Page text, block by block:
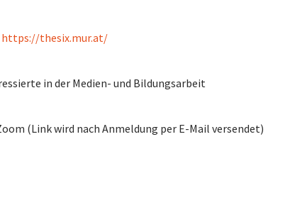
https://thesix.mur.at/
in der Medien- und Bildungsarbeit
(Link wird nach Anmeldung per E-Mail versendet)